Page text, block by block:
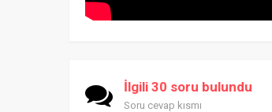
İlgili 30 soru bulundu
Soru cevap kısmı